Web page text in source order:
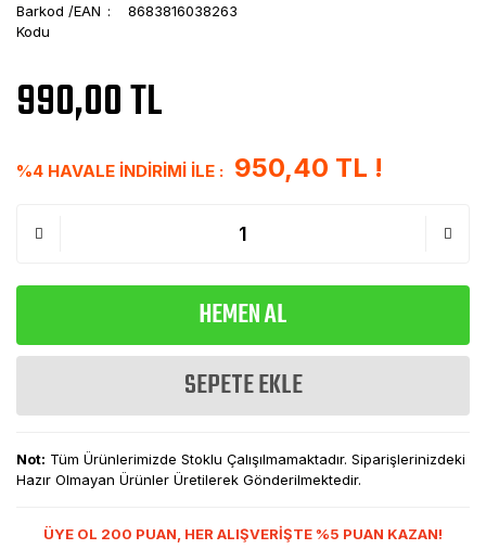
Barkod /EAN
Kodu
8683816038263
990,00 TL
%4 HAVALE İNDİRİMİ İLE : 950,40 TL !
HEMEN AL
SEPETE EKLE
Not: Tüm Ürünlerimizde Stoklu Çalışılmamaktadır. Siparişlerinizdeki
Hazır Olmayan Ürünler Üretilerek Gönderilmektedir.
ÜYE OL 200 PUAN, HER ALIŞVERİŞTE %5 PUAN KAZAN!